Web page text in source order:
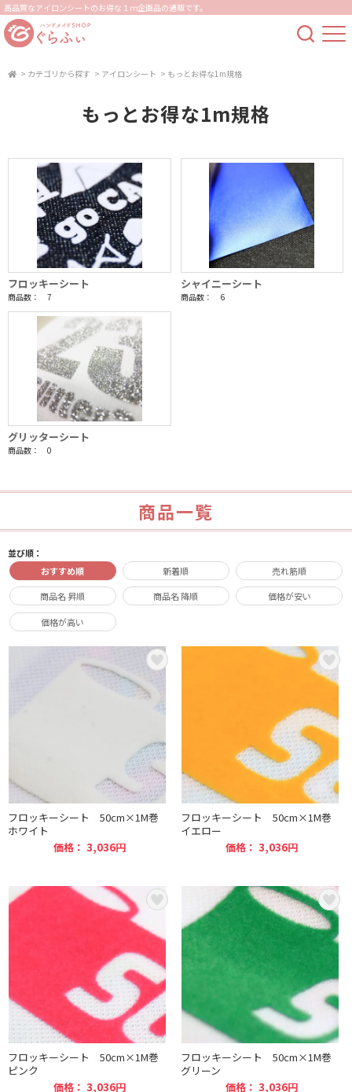
高品質なアイロンシートのお得な１ｍ企画品の通販です。
> カテゴリから探す > アイロンシート > もっとお得な1m規格
もっとお得な1m規格
フロッキーシート
商品数： 7
シャイニーシート
商品数： 6
グリッターシート
商品数： 0
商品一覧
並び順：
おすすめ順
新着順 売れ筋順
商品名 昇順 商品名 降順 価格が安い
価格が高い
フロッキーシート 50cm×1M巻
ホワイト
価格： 3,036円
フロッキーシート 50cm×1M巻
イエロー
価格： 3,036円
フロッキーシート 50cm×1M巻
ピンク
価格： 3,036円
フロッキーシート 50cm×1M巻
グリーン
価格： 3,036円